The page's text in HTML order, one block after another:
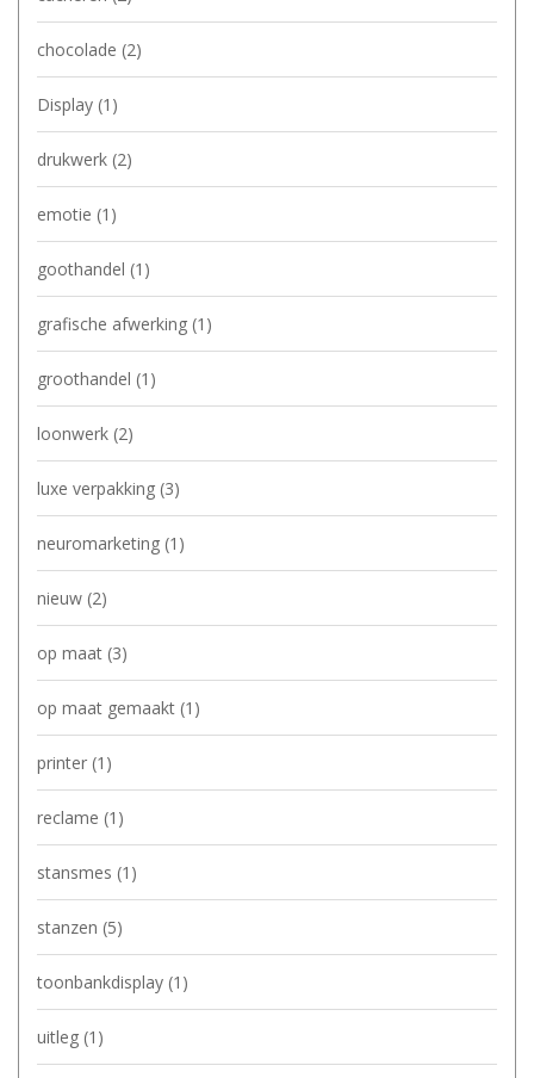
chocolade (2)
Display (1)
drukwerk (2)
emotie (1)
goothandel (1)
grafische afwerking (1)
groothandel (1)
loonwerk (2)
luxe verpakking (3)
neuromarketing (1)
nieuw (2)
op maat (3)
op maat gemaakt (1)
printer (1)
reclame (1)
stansmes (1)
stanzen (5)
toonbankdisplay (1)
uitleg (1)